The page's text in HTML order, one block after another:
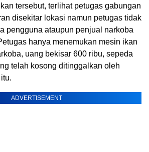
tersebut, terlihat petugas gabungan
disekitar lokasi namun petugas tidak
pengguna ataupun penjual narkoba
hanya menemukan mesin ikan
uang bekisar 600 ribu, sepeda
telah kosong ditinggalkan oleh
ADVERTISEMENT